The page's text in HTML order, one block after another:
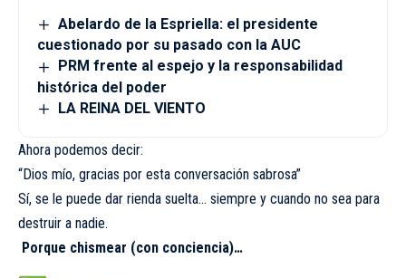
Abelardo de la Espriella: el presidente
cuestionado por su pasado con la AUC
PRM frente al espejo y la responsabilidad
histórica del poder
LA REINA DEL VIENTO
Ahora podemos decir:
“Dios mío, gracias por esta conversación sabrosa”
Sí, se le puede dar rienda suelta… siempre y cuando no sea para
destruir a nadie.
Porque chismear (con conciencia)…